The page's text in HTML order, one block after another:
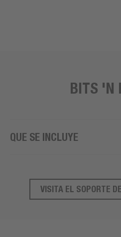
BITS 'N
QUE SE INCLUYE
SOPORTE DE PRODUCTO
VISITA EL SOPORTE